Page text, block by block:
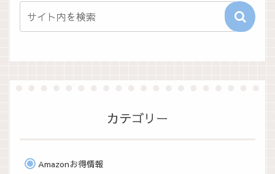
カテゴリー
Amazonお得情報